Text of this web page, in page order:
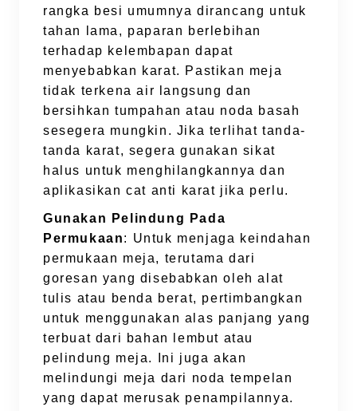
rangka besi umumnya dirancang untuk
tahan lama, paparan berlebihan
terhadap kelembapan dapat
menyebabkan karat. Pastikan meja
tidak terkena air langsung dan
bersihkan tumpahan atau noda basah
sesegera mungkin. Jika terlihat tanda-
tanda karat, segera gunakan sikat
halus untuk menghilangkannya dan
aplikasikan cat anti karat jika perlu.
Gunakan Pelindung Pada
Permukaan: Untuk menjaga keindahan
permukaan meja, terutama dari
goresan yang disebabkan oleh alat
tulis atau benda berat, pertimbangkan
untuk menggunakan alas panjang yang
terbuat dari bahan lembut atau
pelindung meja. Ini juga akan
melindungi meja dari noda tempelan
yang dapat merusak penampilannya.